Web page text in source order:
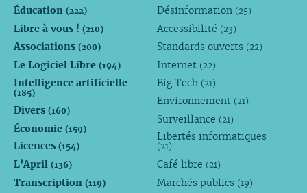
Éducation (222)
Libre à vous ! (210)
Associations (200)
Le Logiciel Libre (194)
Intelligence artificielle
(185)
Divers (160)
Économie (159)
Licences (154)
L’April (136)
Transcription (119)
Désinformation (25)
Accessibilité (23)
Standards ouverts (22)
Internet (22)
Big Tech (21)
Environnement (21)
Surveillance (21)
Libertés informatiques
(21)
Café libre (21)
Marchés publics (19)